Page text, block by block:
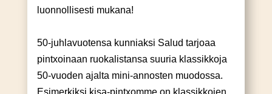
luonnollisesti mukana!
50-juhlavuotensa kunniaksi Salud tarjoaa
pintxoinaan ruokalistansa suuria klassikkoja
50-vuoden ajalta mini-annosten muodossa.